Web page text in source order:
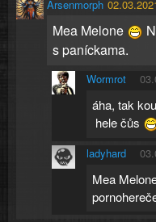
Arsenmorph
Mea Melone
s paníckama.
Wormrot
áha, tak
hele čůs
ladyhard
Mea